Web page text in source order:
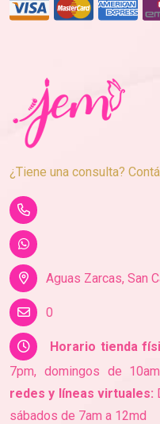
¿Tiene una consulta?
Aguas Zarcas, San
0
Horario tienda
7pm, domingos de
redes y líneas virtuales:
sábados de 7am a 12md